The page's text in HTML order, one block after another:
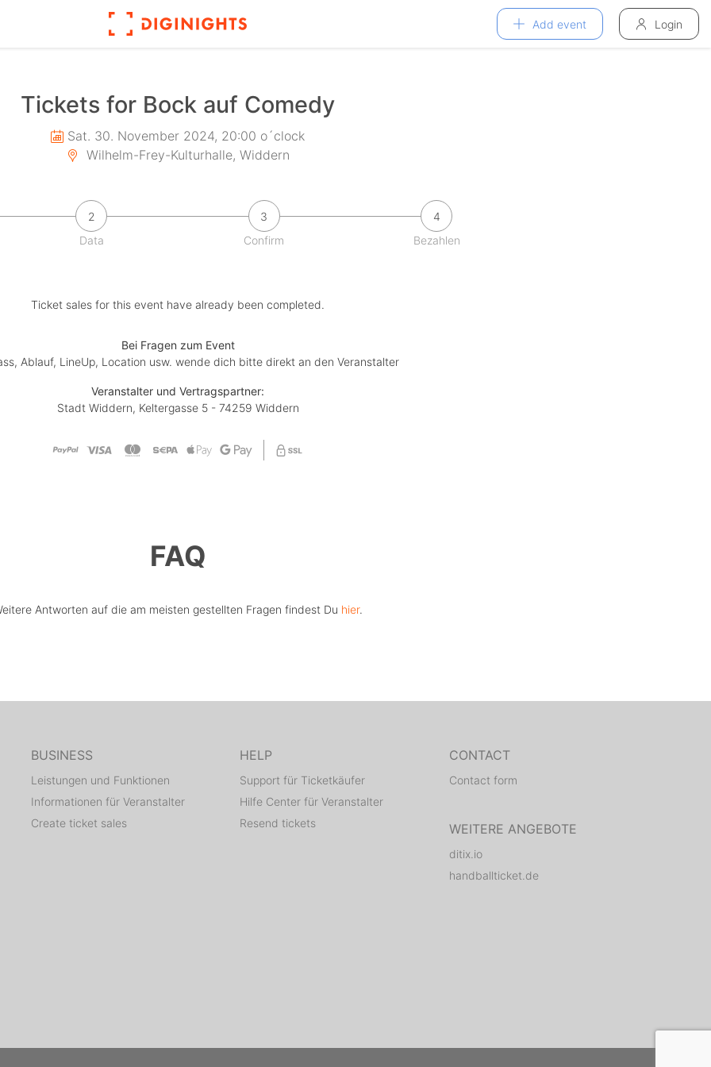
Add event Login
Tickets for Bock auf Comedy
Sat. 30. November 2024, 20:00 o´clock
Wilhelm-Frey-Kulturhalle, Widdern
2
Data
3
Confirm
4
Bezahlen
Ticket sales for this event have already been completed.
Bei Fragen zum Event
Ablauf, LineUp, Location usw. wende dich bitte direkt an den Veranstalter
Veranstalter und Vertragspartner:
Stadt Widdern, Keltergasse 5 - 74259 Widdern
FAQ
Antworten auf die am meisten gestellten Fragen findest Du hier.
BUSINESS
Leistungen und Funktionen
Informationen für Veranstalter
Create ticket sales
HELP
Support für Ticketkäufer
Hilfe Center für Veranstalter
Resend tickets
CONTACT
Contact form
WEITERE ANGEBOTE
ditix.io
handballticket.de